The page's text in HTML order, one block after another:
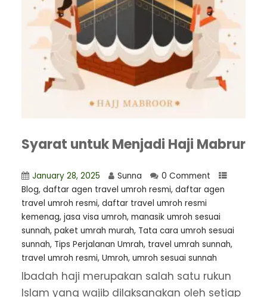
Syarat untuk Menjadi Haji Mabrur
January 28, 2025 Sunna
0 Comment
Blog, ⁠daftar agen travel umroh resmi, daftar agen
travel umroh resmi, daftar travel umroh resmi
kemenag, jasa visa umroh, manasik umroh sesuai
sunnah, paket umrah murah, Tata cara umroh sesuai
sunnah, Tips Perjalanan Umrah, travel umrah sunnah,
travel umroh resmi, Umroh, umroh sesuai sunnah
Ibadah haji merupakan salah satu rukun
Islam yang wajib dilaksanakan oleh setiap